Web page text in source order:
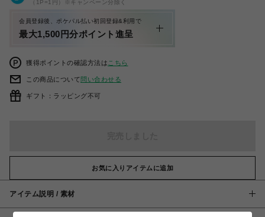
（1P=1円）※キャンペーン分除く
会員登録後、ポケパル払い初回登録&利用で
最大1,500円分ポイント進呈
獲得ポイントの確認方法は こちら
この商品について問い合わせる
ギフト：ラッピング不可
お気に入りアイテムに追加
アイテム説明 / 素材